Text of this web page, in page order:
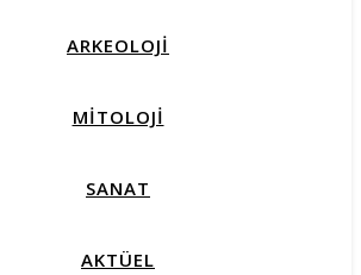
ARKEOLOJİ
MİTOLOJİ
SANAT
AKTÜEL